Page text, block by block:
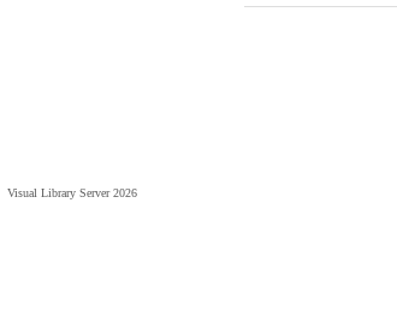
Visual Library Server 2026